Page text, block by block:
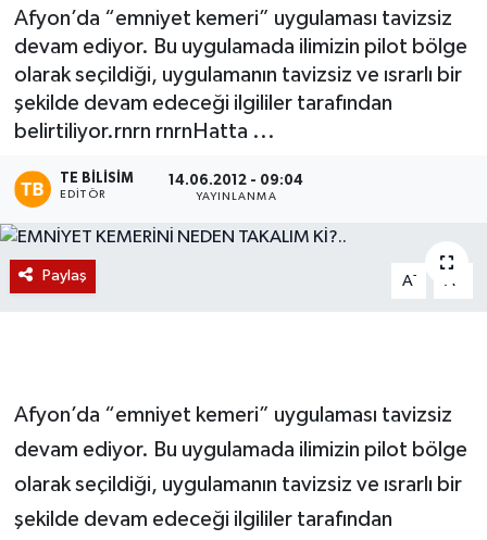
Afyon’da “emniyet kemeri” uygulaması tavizsiz
devam ediyor. Bu uygulamada ilimizin pilot bölge
olarak seçildiği, uygulamanın tavizsiz ve ısrarlı bir
şekilde devam edeceği ilgililer tarafından
belirtiliyor.rnrn rnrnHatta ...
TE BILISIM
EDITÖR
14.06.2012 - 09:04
YAYINLANMA
Paylaş A- A
Afyon’da “emniyet kemeri” uygulaması tavizsiz
devam ediyor. Bu uygulamada ilimizin pilot bölge
olarak seçildiği, uygulamanın tavizsiz ve ısrarlı bir
şekilde devam edeceği ilgililer tarafından
Sivil Toplum
Ekonomi